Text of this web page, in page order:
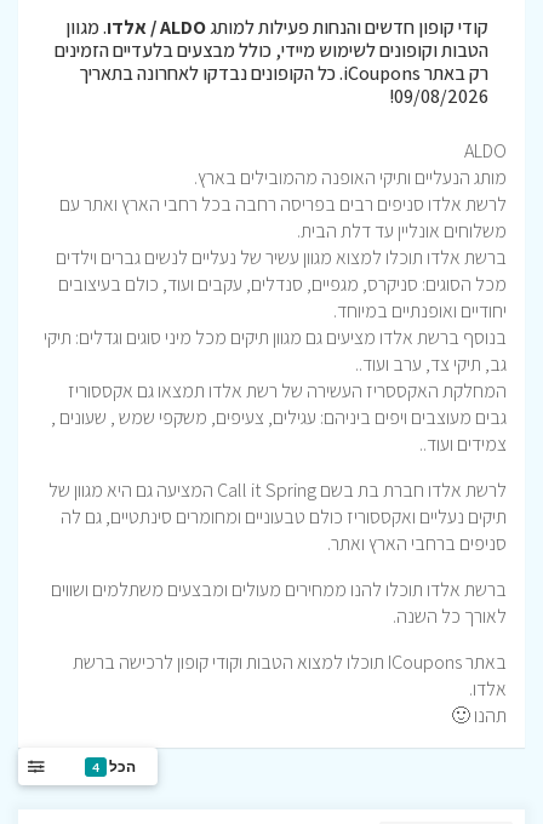
קודי קופון חדשים והנחות פעילות למותגALDO / אלדו
. מגוון
הטבות וקופונים לשימוש מיידי, כולל מבצעים בלעדיים הזמינים
רק באתר iCoupons. כל הקופונים נבדקו לאחרונה בתאריך
09/08/2026!
ALDO
מותג הנעליים ותיקי האופנה מהמובילים בארץ.
לרשת אלדו סניפים רבים בפריסה רחבה בכל רחבי הארץ ואתר עם
משלוחים אונליין עד דלת הבית.
ברשת אלדו תוכלו למצוא מגוון עשיר של נעליים לנשים גברים וילדים
מכל הסוגים: סניקרס, מגפיים, סנדלים, עקבים ועוד, כולם בעיצובים
יחודיים ואופנתיים במיוחד.
בנוסף ברשת אלדו מציעים גם מגוון תיקים מכל מיני סוגים וגדלים: תיקי
גב, תיקי צד, ערב ועוד..
המחלקת האקססריז העשירה של רשת אלדו תמצאו גם אקססוריז
גבים מעוצבים ויפים ביניהם: עגילים, צעיפים, משקפי שמש , שעונים ,
צמידים ועוד..
לרשת אלדו חברת בת בשם Call it Spring המציעה גם היא מגוון של
תיקים נעליים ואקססוריז כולם טבעוניים ומחומרים סינתטיים, גם לה
סניפים ברחבי הארץ ואתר.
ברשת אלדו תוכלו להנו ממחירים מעולים ומבצעים משתלמים ושווים
לאורך כל השנה.
באתר ICoupons תוכלו למצוא הטבות וקודי קופון לרכישה ברשת
אלדו.
תהנו 🙂
הכל 4